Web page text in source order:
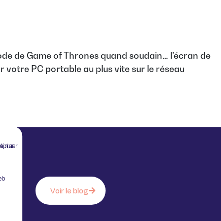
accepter
de Game of Thrones quand soudain… l’écran de
PC portable au plus vite sur le réseau
Voir le blog